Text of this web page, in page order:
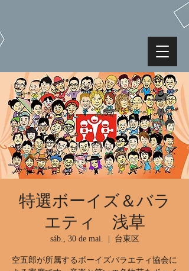
特選ボーイズ＆バラ
エティ 浅草
sáb., 30 de mai. 台東区
空五郎が所属するボーイズバラエティ協会に